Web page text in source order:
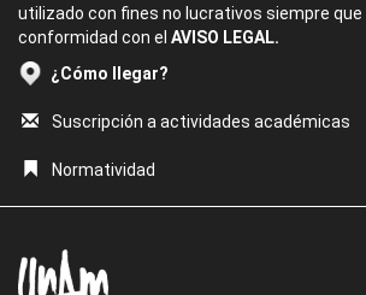
utilizado con fines no lucrativos siempre
conformidad con el AVISO LEGAL.
¿Cómo llegar?
Suscripción a actividades académicas
Normatividad